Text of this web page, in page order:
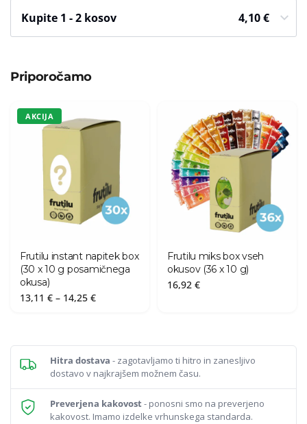
Kupite 1 - 2 kosov 4,10€
Priporočamo
AKCIJA
Frutilu instant napitek box
(30 x 10 g posamičnega
okusa)
13,11 € – 14,25 €Cenovni
14,25 €
Frutilu miks box vseh
okusov (36 x 10 g)
16,92 €
Hitra dostava - zagotavljamo ti hitro in zanesljivo
dostavo v najkrajšem možnem času.
Preverjena kakovost- ponosni smo na preverjeno
kakovost. Imamo izdelke vrhunskega standarda.